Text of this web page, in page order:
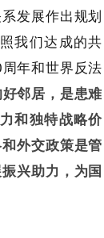
发展作出规划
我们达成的共
年和世界反法
邻居，是患难
和独特战略价
外交政策是管
兴助力，为国